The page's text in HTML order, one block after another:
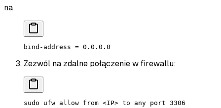
na
bind-address = 0.0.0.0
Zezwól na zdalne połączenie w firewallu:
sudo ufw allow from <IP> to any port 3306